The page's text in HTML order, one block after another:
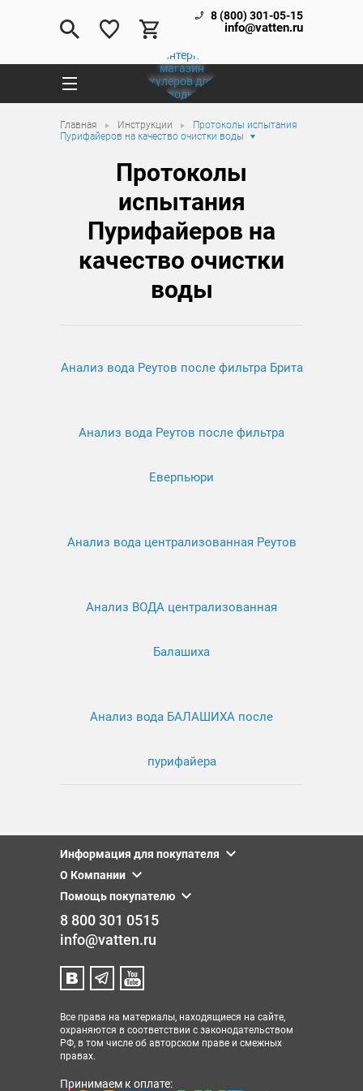
8 (800) 301-05-15
info@vatten.ru
Главная Инструкции
Протоколы испытания
Пурифайеров на качество очистки воды
Протоколы
испытания
Пурифайеров на
качество очистки
воды
Анализ вода Реутов после фильтра Брита
Анализ вода Реутов после фильтра
Еверпьюри
Анализ вода централизованная Реутов
Анализ ВОДА централизованная
Балашиха
Анализ вода БАЛАШИХА после
пурифайера
Информация для покупателя
О Компании
Помощь покупателю
8 800 301 0515
info@vatten.ru
Все права на материалы, находящиеся на сайте,
охраняются в соответствии с законодательством
РФ, в том числе об авторском праве и смежных
правах.
Принимаем к оплате: